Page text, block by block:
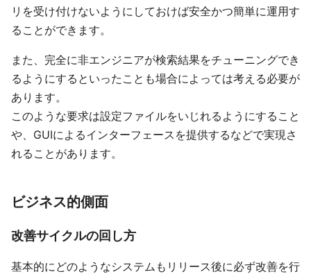
リを受け付けないようにしておけば安全かつ簡単に運用す
ることができます。
また、完全に非エンジニアが検索結果をチューニングでき
るようにするといったことも場合によっては考える必要が
あります。
このような要求は設定ファイルをいじれるようにすること
や、GUIによるインターフェースを提供するなどで実現さ
れることがあります。
ビジネス的側面
改善サイクルの回し方
基本的にどのようなシステムもリリース後に必ず改善を行